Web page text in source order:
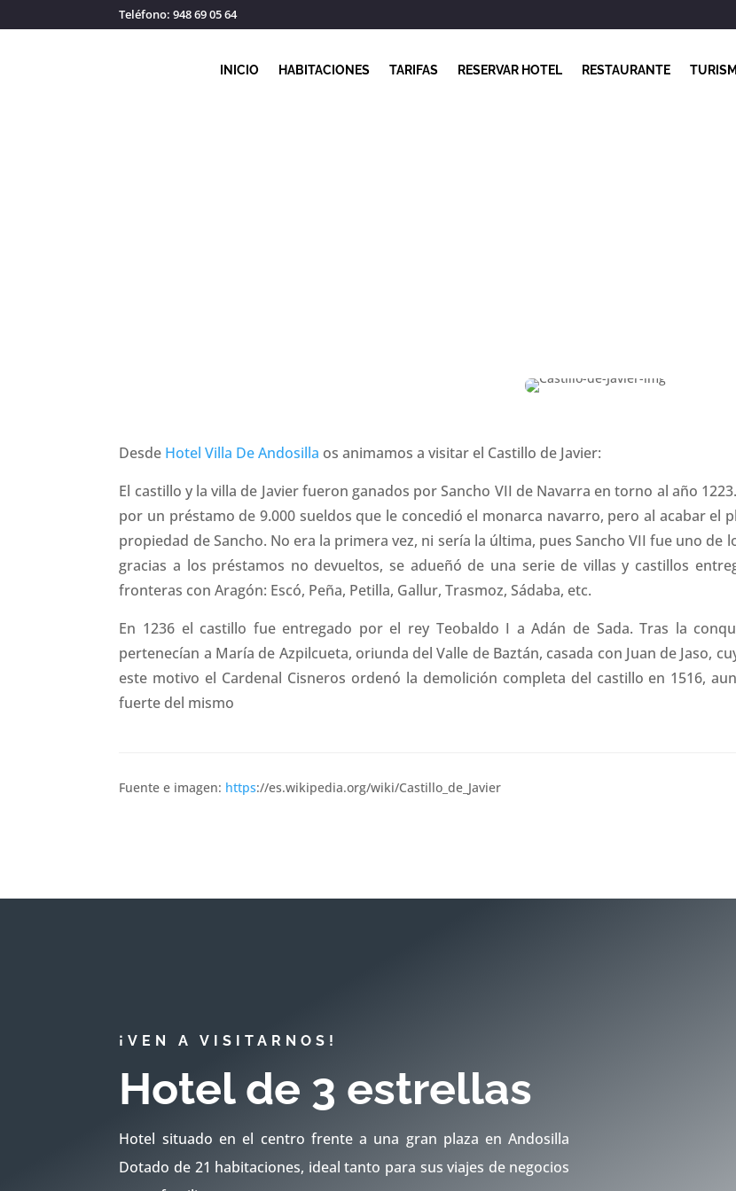
Teléfono: 948 69 05 64
INICIO HABITACIONES TARIFAS RESERVAR HOTEL RESTAURANTE
Desde Hotel Villa De Andosilla os animamos a visitar el Castillo de Javier:
El castillo y la villa de Javier fueron ganados por Sancho VII de Navarra en torno al año
por un préstamo de 9.000 sueldos que le concedió el monarca navarro, pero al acabar el
propiedad de Sancho. No era la primera vez, ni sería la última, pues Sancho VII fue uno de
gracias a los préstamos no devueltos, se adueñó de una serie de villas y castillos
fronteras con Aragón: Escó, Peña, Petilla, Gallur, Trasmoz, Sádaba, etc.
En 1236 el castillo fue entregado por el rey Teobaldo I a Adán de Sada. Tras la
pertenecían a María de Azpilcueta, oriunda del Valle de Baztán, casada con Juan de Jaso,
este motivo el Cardenal Cisneros ordenó la demolición completa del castillo en 1516,
fuerte del mismo
Fuente e imagen: https://es.wikipedia.org/wiki/Castillo_de_Javier
¡VEN A VISITARNOS!
Hotel de 3 estrellas
Hotel situado en el centro frente a una gran plaza en Andosilla
Dotado de 21 habitaciones, ideal tanto para sus viajes de negocios